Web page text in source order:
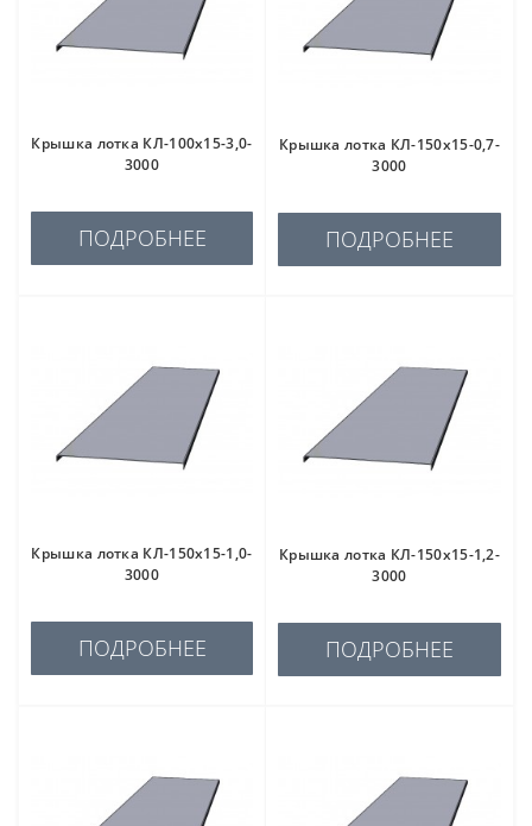
Крышка лотка КЛ-100х15-3,0-
3000
ПОДРОБНЕЕ
Крышка лотка КЛ-150х15-0,7-
3000
ПОДРОБНЕЕ
Крышка лотка КЛ-150х15-1,0-
3000
ПОДРОБНЕЕ
Крышка лотка КЛ-150х15-1,2-
3000
ПОДРОБНЕЕ